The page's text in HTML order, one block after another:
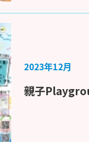
2023年12月
親子